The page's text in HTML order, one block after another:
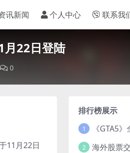
讯新闻 个人中心 联系我
月22日登陆
0
11月22日
排行榜展示
1 《GTA5
2